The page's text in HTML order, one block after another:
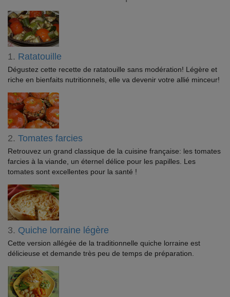
1. Ratatouille
Dégustez cette recette de ratatouille sans modération! Légère et
riche en bienfaits nutritionnels, elle va devenir votre allié minceur!
2. Tomates farcies
Retrouvez un grand classique de la cuisine française: les tomates
farcies à la viande, un éternel délice pour les papilles. Les
tomates sont excellentes pour la santé !
3. Quiche lorraine légère
Cette version allégée de la traditionnelle quiche lorraine est
délicieuse et demande très peu de temps de préparation.